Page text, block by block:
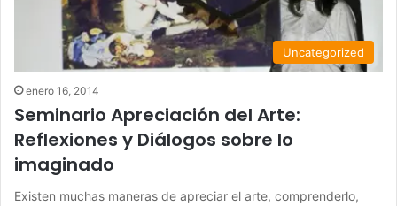
Uncategorized
enero 16, 2014
Seminario Apreciación del Arte:
Reflexiones y Diálogos sobre lo
imaginado
Existen muchas maneras de apreciar el arte, comprenderlo,